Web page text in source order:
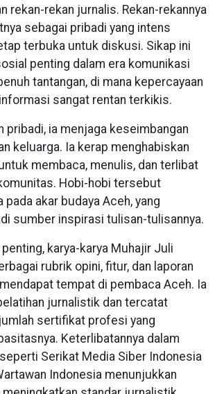
rekan-rekan jurnalis. Rekan-rekannya
sebagai pribadi yang intens
terbuka untuk diskusi. Sikap ini
penting dalam era komunikasi
tantangan, di mana kepercayaan
sangat rentan terkikis.
pribadi, ia menjaga keseimbangan
keluarga. Ia kerap menghabiskan
membaca, menulis, dan terlibat
Hobi-hobi tersebut
pada akar budaya Aceh, yang
sumber inspirasi tulisan-tulisannya.
karya-karya Muhajir Juli
rubrik opini, fitur, dan laporan
tempat di pembaca Aceh. Ia
jurnalistik dan tercatat
sertifikat profesi yang
Keterlibatannya dalam
Serikat Media Siber Indonesia
Indonesia menunjukkan